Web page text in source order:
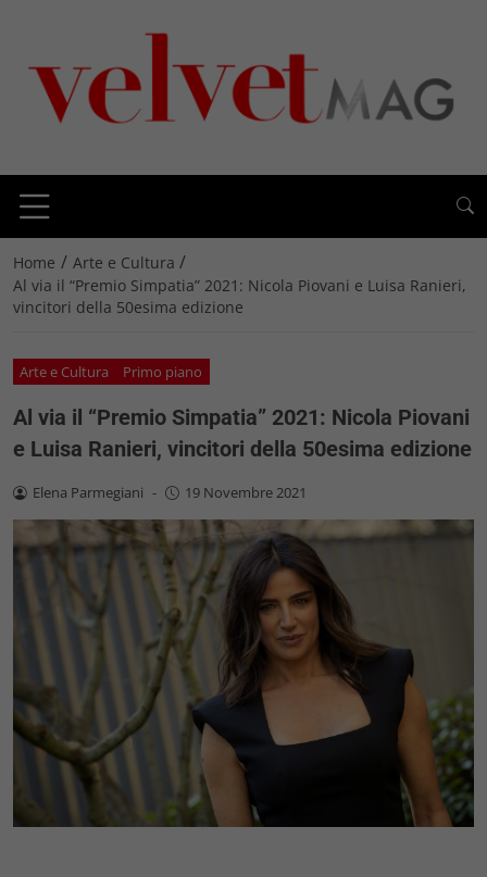
Home / Arte e Cultura /
Al via il “Premio Simpatia” 2021: Nicola Piovani e Luisa Ranieri,
vincitori della 50esima edizione
Arte e Cultura Primo piano
Al via il “Premio Simpatia” 2021: Nicola Piovani
e Luisa Ranieri, vincitori della 50esima edizione
Elena Parmegiani - 19 Novembre 2021